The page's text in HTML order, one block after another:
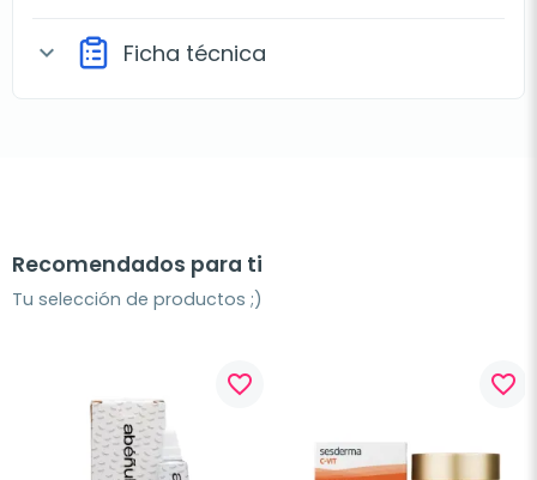
expand_more Ficha técnica
Recomendados para ti
Tu selección de productos ;)
favorite_border favorite_border